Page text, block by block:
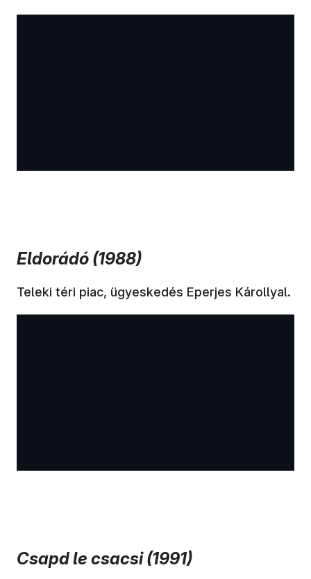
Eldorádó (1988)
Teleki téri piac, ügyeskedés Eperjes Károllyal.
Csapd le csacsi (1991)